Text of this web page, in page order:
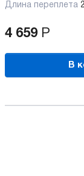
Длина переплета
4 659 Р
В